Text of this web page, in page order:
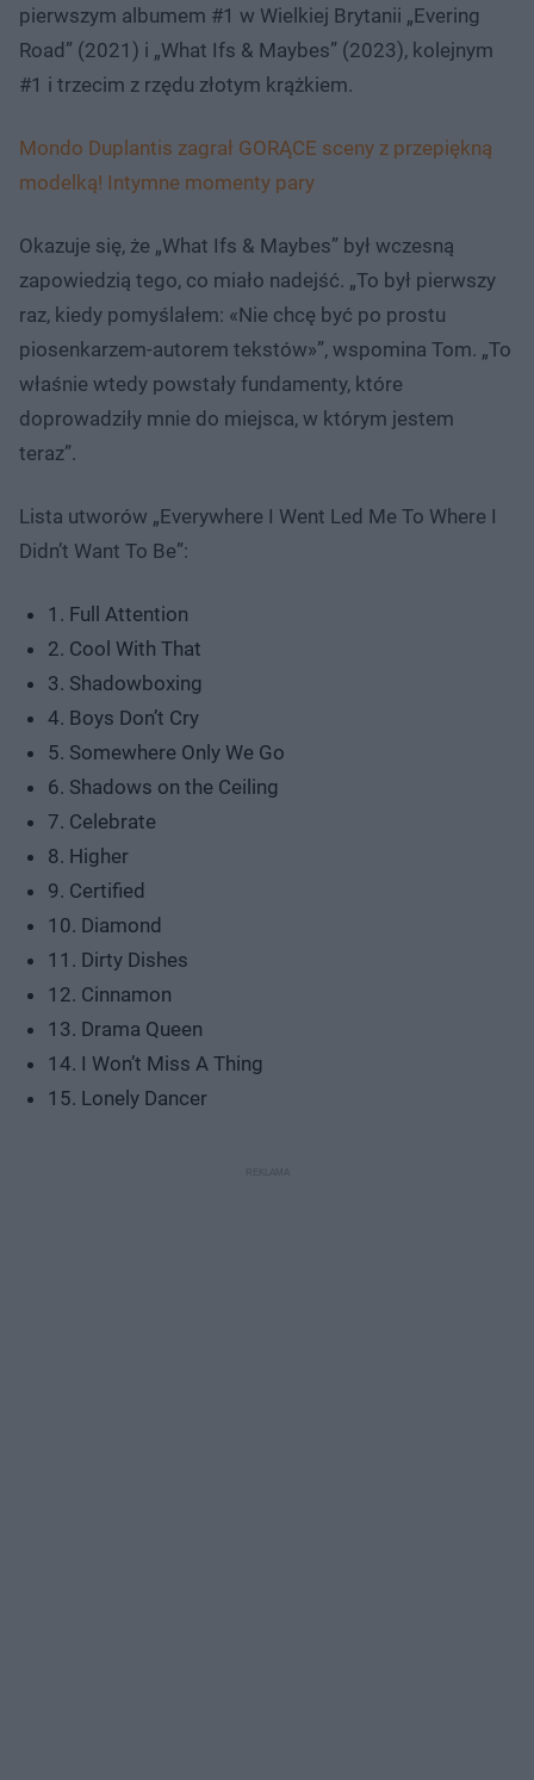
pierwszym albumem #1 w Wielkiej Brytanii „Evering
Road” (2021) i „What Ifs & Maybes” (2023), kolejnym
#1 i trzecim z rzędu złotym krążkiem.
Mondo Duplantis zagrał GORĄCE sceny z przepiękną
modelką! Intymne momenty pary
Okazuje się, że „What Ifs & Maybes” był wczesną
zapowiedzią tego, co miało nadejść. „To był pierwszy
raz, kiedy pomyślałem: «Nie chcę być po prostu
piosenkarzem-autorem tekstów»”, wspomina Tom. „To
właśnie wtedy powstały fundamenty, które
doprowadziły mnie do miejsca, w którym jestem
teraz”.
Lista utworów „Everywhere I Went Led Me To Where I
Didn’t Want To Be”:
1. Full Attention
2. Cool With That
3. Shadowboxing
4. Boys Don’t Cry
5. Somewhere Only We Go
6. Shadows on the Ceiling
7. Celebrate
8. Higher
9. Certified
10. Diamond
11. Dirty Dishes
12. Cinnamon
13. Drama Queen
14. I Won’t Miss A Thing
15. Lonely Dancer